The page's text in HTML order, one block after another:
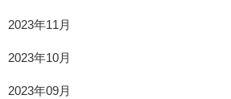
2023年11月
2023年10月
2023年09月